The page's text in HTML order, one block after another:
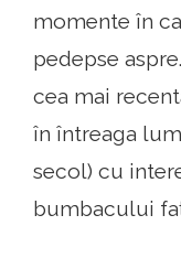
momente în
pedepse
cea mai
în întreaga
secol) cu
bumbacului